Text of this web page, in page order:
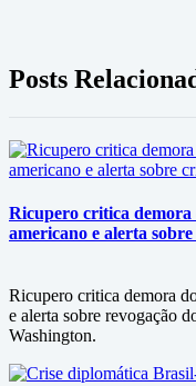
Posts
Ricupero critica
americano e alerta
Ricupero critica demora
e alerta sobre revogação
Washington.